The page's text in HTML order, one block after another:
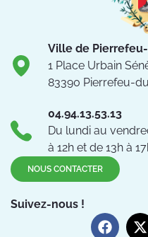
Ville de
1 Place Urbain
83390 Pierrefeu-
04.94.13.53.13
Du lundi au
à 12h et de 13h à
NOUS CONTACTER
Suivez-nous !